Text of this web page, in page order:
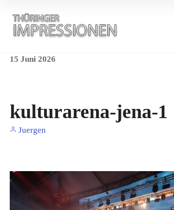
15 Juni 2026
kulturarena-jena-1
Juergen